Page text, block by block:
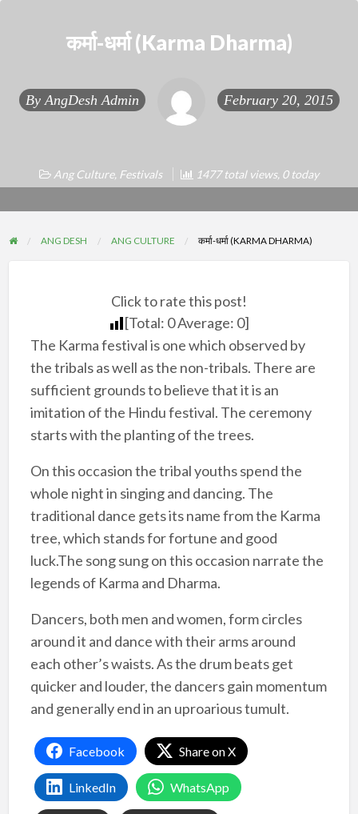
कर्मा-धर्मा (Karma Dharma)
By AngDesh Admin February 20, 2015
Ang Culture, Festivals 1477 total views, 0 today
ANG DESH ANG CULTURE कर्मा-धर्मा (KARMA DHARMA)
Click to rate this post!
[Total: 0Average: 0]
The Karma festival is one which observed by
the tribals as well as the non-tribals. There are
sufficient grounds to believe that it is an
imitation of the Hindu festival. The ceremony
starts with the planting of the trees.
On this occasion the tribal youths spend the
whole night in singing and dancing. The
traditional dance gets its name from the Karma
tree, which stands for fortune and good
luck.The song sung on this occasion narrate the
legends of Karma and Dharma.
Dancers, both men and women, form circles
around it and dance with their arms around
each other’s waists. As the drum beats get
quicker and louder, the dancers gain momentum
and generally end in an uproarious tumult.
Facebook Share on X
LinkedIn WhatsApp